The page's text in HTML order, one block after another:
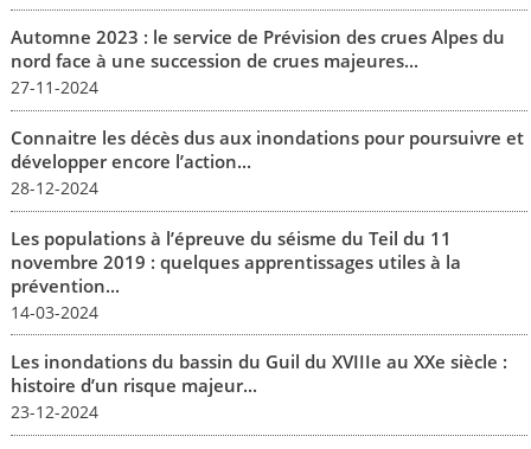
Automne 2023 : le service de Prévision des crues Alpes du
nord face à une succession de crues majeures...
27-11-2024
Connaitre les décès dus aux inondations pour poursuivre et
développer encore l’action...
28-12-2024
Les populations à l’épreuve du séisme du Teil du 11
novembre 2019 : quelques apprentissages utiles à la
prévention...
14-03-2024
Les inondations du bassin du Guil du XVIIIe au XXe siècle :
histoire d’un risque majeur...
23-12-2024